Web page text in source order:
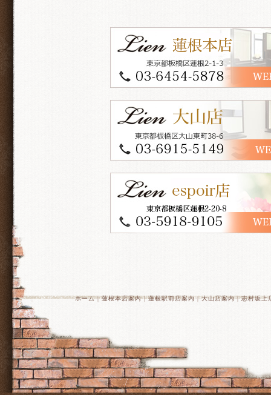
ホーム｜蓮根本店案内｜蓮根駅前店案内｜大山店案内｜志村坂上